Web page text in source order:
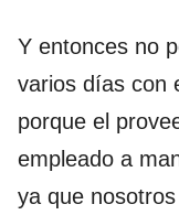
Y entonces no
varios días con
porque el
empleado a
ya que